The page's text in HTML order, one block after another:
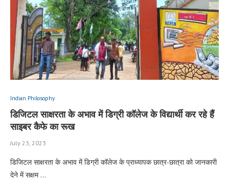
Indian Philosophy
डिजिटल साक्षरता के अभाव में डिग्री कॉलेज के विद्यार्थी कर रहे हैं
साइबर कैफे का रूख
July 23, 2023
डिजिटल साक्षरता के अभाव में डिग्री कॉलेज के प्राध्यापक छात्र-छात्रा को जानकारी
देने में सक्षम …